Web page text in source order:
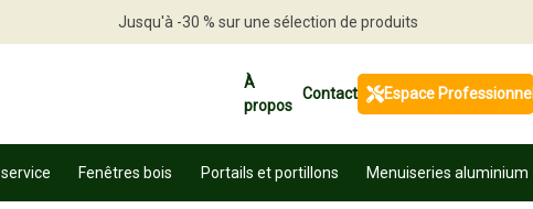
Jusqu'à -30 % sur une sélection de produits
À
propos
Contact Espace Professionnel
Fenêtres bois Portails et portillons Menuiseries aluminium